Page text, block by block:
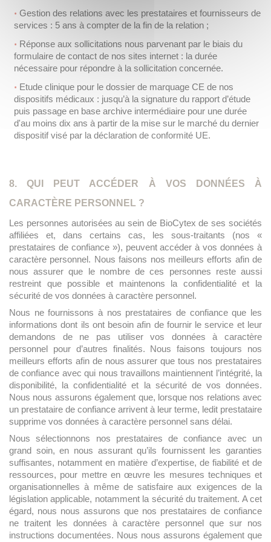
Gestion des relations avec les prestataires et fournisseurs de
services : 5 ans à compter de la fin de la relation ;
Réponse aux sollicitations nous parvenant par le biais du
formulaire de contact de nos sites internet : la durée
nécessaire pour répondre à la sollicitation concernée.
Etude clinique pour le dossier de marquage CE de nos
dispositifs médicaux : jusqu’à la signature du rapport d’étude
puis passage en base archive intermédiaire pour une durée
d'au moins dix ans à partir de la mise sur le marché du dernier
dispositif visé par la déclaration de conformité UE.
8. QUI PEUT ACCÉDER À VOS DONNÉES À
CARACTÈRE PERSONNEL ?
Les personnes autorisées au sein de BioCytex de ses sociétés
affiliées et, dans certains cas, les sous-traitants (nos «
prestataires de confiance »), peuvent accéder à vos données à
caractère personnel. Nous faisons nos meilleurs efforts afin de
nous assurer que le nombre de ces personnes reste aussi
restreint que possible et maintenons la confidentialité et la
sécurité de vos données à caractère personnel.
Nous ne fournissons à nos prestataires de confiance que les
informations dont ils ont besoin afin de fournir le service et leur
demandons de ne pas utiliser vos données à caractère
personnel pour d’autres finalités. Nous faisons toujours nos
meilleurs efforts afin de nous assurer que tous nos prestataires
de confiance avec qui nous travaillons maintiennent l’intégrité, la
disponibilité, la confidentialité et la sécurité de vos données.
Nous nous assurons également que, lorsque nos relations avec
un prestataire de confiance arrivent à leur terme, ledit prestataire
supprime vos données à caractère personnel sans délai.
Nous sélectionnons nos prestataires de confiance avec un
grand soin, en nous assurant qu’ils fournissent les garanties
suffisantes, notamment en matière d’expertise, de fiabilité et de
ressources, pour mettre en œuvre les mesures techniques et
organisationnelles à même de satisfaire aux exigences de la
législation applicable, notamment la sécurité du traitement. A cet
égard, nous nous assurons que nos prestataires de confiance
ne traitent les données à caractère personnel que sur nos
instructions documentées. Nous nous assurons également que